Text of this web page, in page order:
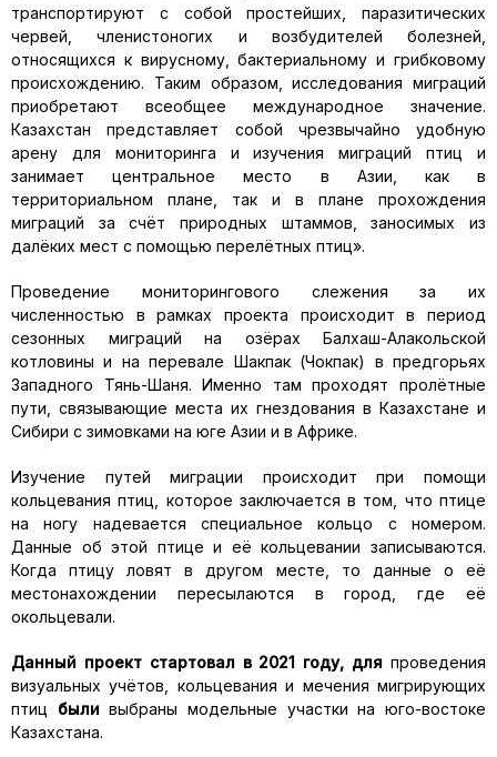
транспортируют с собой простейших, паразитических
червей, членистоногих и возбудителей болезней,
относящихся к вирусному, бактериальному и грибковому
происхождению. Таким образом, исследования миграций
приобретают всеобщее международное значение.
Казахстан представляет собой чрезвычайно удобную
арену для мониторинга и изучения миграций птиц и
занимает центральное место в Азии, как в
территориальном плане, так и в плане прохождения
миграций за счёт природных штаммов, заносимых из
далёких мест с помощью перелётных птиц».
Проведение мониторингового слежения за их
численностью в рамках проекта происходит в период
сезонных миграций на озёрах Балхаш-Алакольской
котловины и на перевале Шакпак (Чокпак) в предгорьях
Западного Тянь-Шаня. Именно там проходят пролётные
пути, связывающие места их гнездования в Казахстане и
Сибири с зимовками на юге Азии и в Африке.
Изучение путей миграции происходит при помощи
кольцевания птиц, которое заключается в том, что птице
на ногу надевается специальное кольцо с номером.
Данные об этой птице и её кольцевании записываются.
Когда птицу ловят в другом месте, то данные о её
местонахождении пересылаются в город, где её
окольцевали.
Данный проект стартовал в 2021 году, для проведения
визуальных учётов, кольцевания и мечения мигрирующих
птиц быливыбраны модельные участки на юго-востоке
Казахстана.